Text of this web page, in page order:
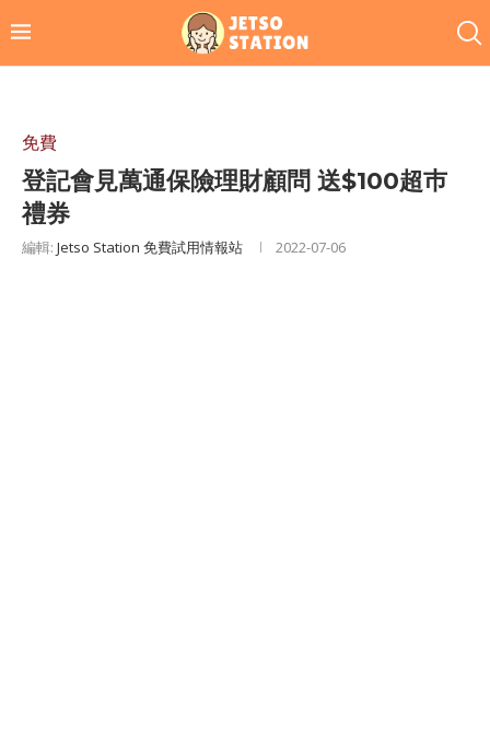
免費
登記會見萬通保險理財顧問 送$100超巿
禮券
編輯: Jetso Station 免費試用情報站 2022-07-06